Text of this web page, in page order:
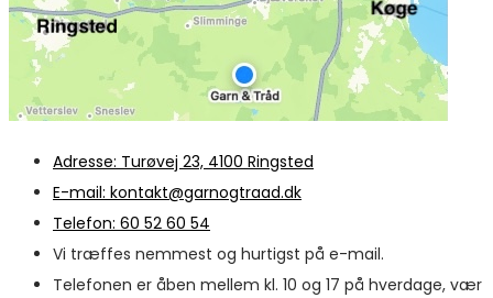
Adresse: Turøvej 23, 4100 Ringsted
E-mail: kontakt@garnogtraad.dk
Telefon: 60 52 60 54
Vi træffes nemmest og hurtigst på e-mail.
Telefonen er åben mellem kl. 10 og 17 på hverdage, vær